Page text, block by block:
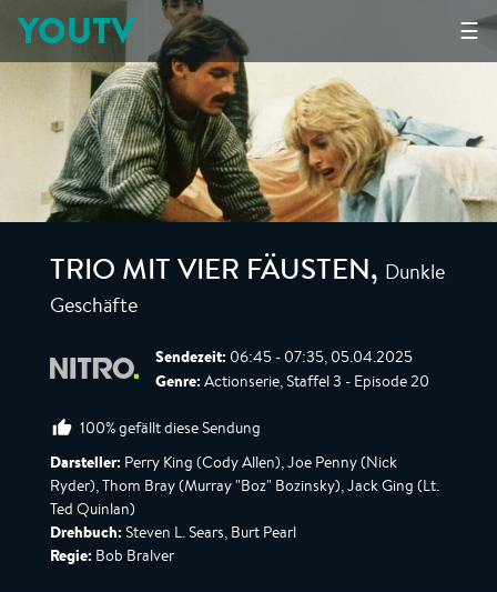
☰
YOUTV
TRIO MIT VIER FÄUSTEN, Dunkle
Geschäfte
Sendezeit: 06:45 - 07:35, 05.04.2025
Genre: Actionserie, Staffel 3 - Episode 20
100% gefällt diese Sendung
Darsteller: Perry King (Cody Allen), Joe Penny (Nick
Ryder), Thom Bray (Murray "Boz" Bozinsky), Jack Ging (Lt.
Ted Quinlan)
Drehbuch: Steven L. Sears, Burt Pearl
Regie: Bob Bralver